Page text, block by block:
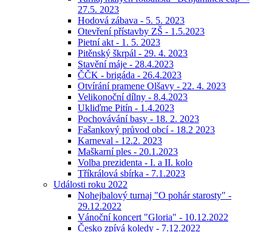
27.5. 2023
Hodová zábava - 5. 5. 2023
Otevření přístavby ZŠ - 1.5.2023
Pietní akt - 1. 5. 2023
Pitěnský škrpál - 29. 4. 2023
Stavění máje - 28.4.2023
ČČK - brigáda - 26.4.2023
Otvírání pramene Olšavy - 22. 4. 2023
Velikonoční dílny - 8.4.2023
Ukliďme Pitín - 1.4.2023
Pochovávání basy - 18. 2. 2023
Fašankový průvod obcí - 18.2 2023
Karneval - 12.2. 2023
Maškarní ples - 20.1.2023
Volba prezidenta - I. a II. kolo
Tříkrálová sbírka - 7.1.2023
Události roku 2022
Nohejbalový turnaj "O pohár starosty" -
29.12.2022
Vánoční koncert "Gloria" - 10.12.2022
Česko zpívá koledy - 7.12.2022